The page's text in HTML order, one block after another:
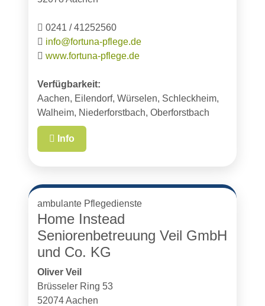
0241 / 41252560
info@fortuna-pflege.de
www.fortuna-pflege.de
Verfügbarkeit:
Aachen, Eilendorf, Würselen, Schleckheim,
Walheim, Niederforstbach, Oberforstbach
Info
ambulante Pflegedienste
Home Instead
Seniorenbetreuung Veil GmbH
und Co. KG
Oliver Veil
Brüsseler Ring 53
52074 Aachen